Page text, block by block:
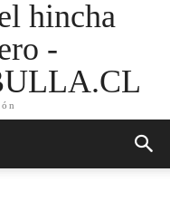
hincha
-